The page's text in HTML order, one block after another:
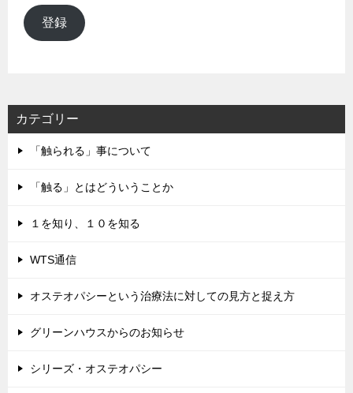
ル
ア
登録
カテゴリー
「触られる」事について
「触る」とはどういうことか
１を知り、１０を知る
WTS通信
オステオパシーという治療法に対しての見方と捉え方
グリーンハウスからのお知らせ
シリーズ・オステオパシー